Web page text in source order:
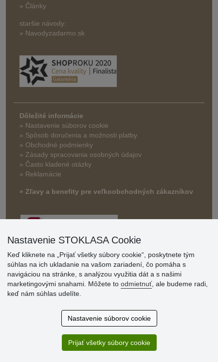
» Články
staršie návody:
» Navodyzadarmo.sk
Dôležité informácie
» Nastavenie súborov cookie
» Spôsob doručenia a možnosti platby
» Obchodné podmienky
» Zásady spracovania osobných údajov
» Často kladené otázky
» Reklamácie
» Zľavy a benefity pre veľkoobchodných zákazníkov
Hodnotenia
zákazníkov
Ústretovosť, pohotovosť. Som spokojná.
Veľká spokojnosť. Volal mi odtiaľ veľmi milý pán, že
zásielka sa nezmestí do boxu, tak sme to dali na poštu....
Nastavenie STOKLASA Cookie
Keď kliknete na „Prijať všetky súbory cookie“, poskytnete tým
súhlas na ich ukladanie na vašom zariadení, čo pomáha s
navigáciou na stránke, s analýzou využitia dát a s našimi
marketingovými snahami. Môžete to odmietnuť, ale budeme radi,
keď nám súhlas udelíte.
Nastavenie súborov cookie
Prijať všetky súbory cookie